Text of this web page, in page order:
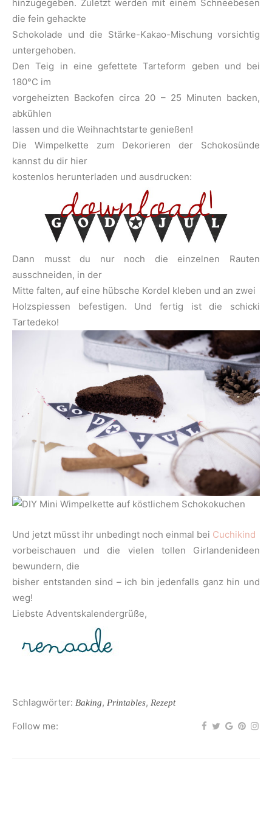
hinzugegeben. Zuletzt werden mit einem Schneebesen
die fein gehackte
Schokolade und die Stärke-Kakao-Mischung vorsichtig
untergehoben.
Den Teig in eine gefettete Tarteform geben und bei
180°C im
vorgeheizten Backofen circa 20 – 25 Minuten backen,
abkühlen
lassen und die Weihnachtstarte genießen!
Die Wimpelkette zum Dekorieren der Schokosünde
kannst du dir hier
kostenlos herunterladen und ausdrucken:
Dann musst du nur noch die einzelnen Rauten
ausschneiden, in der
Mitte falten, auf eine hübsche Kordel kleben und an zwei
Holzspiessen befestigen. Und fertig ist die schicki
Tartedeko!
Und jetzt müsst ihr unbedingt noch einmal bei Cuchikind
vorbeischauen und die vielen tollen Girlandenideen
bewundern, die
bisher entstanden sind – ich bin jedenfalls ganz hin und
weg!
Liebste Adventskalendergrüße,
Schlagwörter: Baking, Printables, Rezept
Follow me: